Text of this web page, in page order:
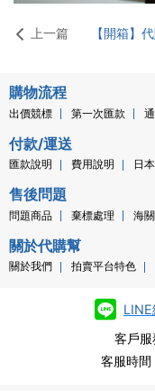
上一篇 【開箱】
購物流程
出價競標 第一次匯款
付款/運送
匯款說明 費用說明 日
售後問題
問題商品 棄標處理 海
關於代購幫
關於我們 拍賣平台特色
LINE
客戶服
客服時